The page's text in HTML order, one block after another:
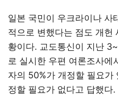
일본 국민이 우크라이나 사
적으로 변했다는 점도 개헌
황이다. 교도통신이 지난
로 실시한 우편 여론조사에
자의 50%가 개정할 필요가
정할 필요가 없다고 답했다